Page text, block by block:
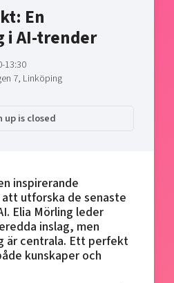
En
i AI-trender
13:30
7, Linköping
up is closed
inspirerande
utforska de senaste
Elia Mörling leder
inslag, men
är centrala. Ett perfekt
kunskaper och